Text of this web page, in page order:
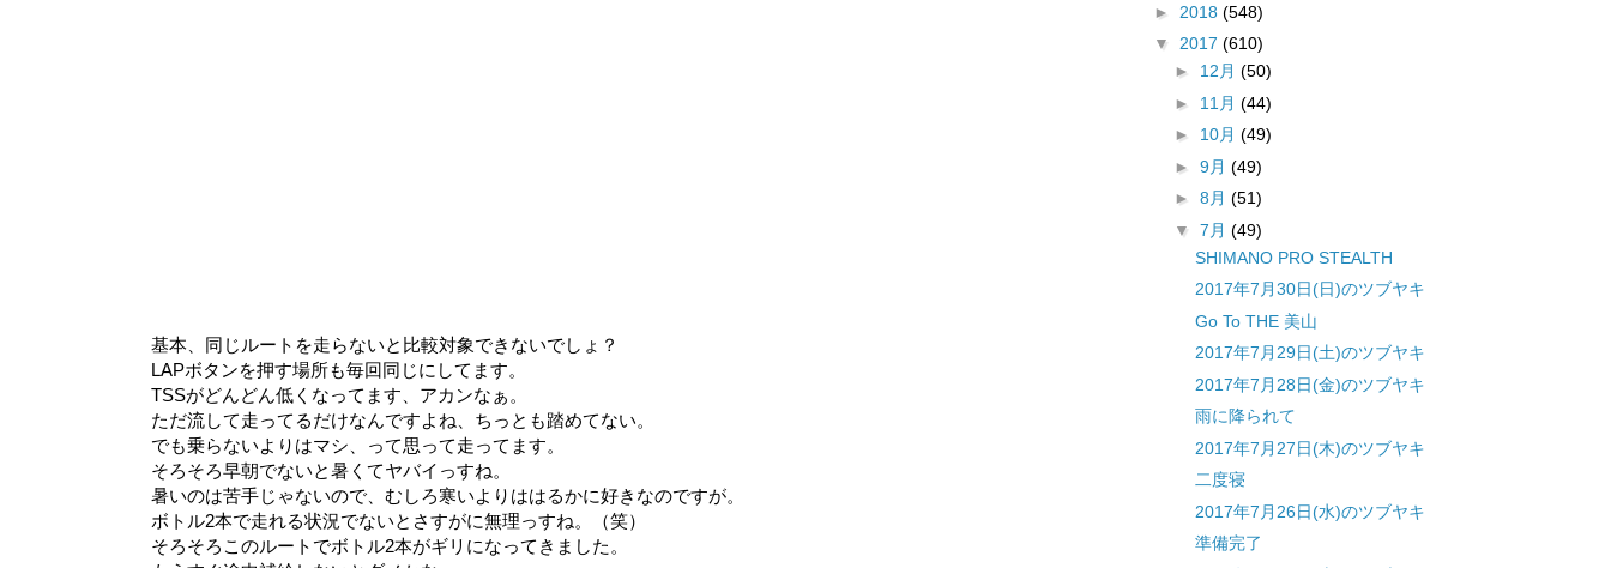
基本、同じルートを走らないと比較対象できないでしょ？
LAPボタンを押す場所も毎回同じにしてます。
TSSがどんどん低くなってます、アカンなぁ。
ただ流して走ってるだけなんですよね、ちっとも踏めてない。
でも乗らないよりはマシ、って思って走ってます。
そろそろ早朝でないと暑くてヤバイっすね。
暑いのは苦手じゃないので、むしろ寒いよりははるかに好きなのですが。
ボトル2本で走れる状況でないとさすがに無理っすね。（笑）
そろそろこのルートでボトル2本がギリになってきました。
► 2018 (548)
▼ 2017 (610)
► 12月 (50)
► 11月 (44)
► 10月 (49)
► 9月 (49)
► 8月 (51)
▼ 7月 (49)
SHIMANO PRO STEALTH
2017年7月30日(日)のツブヤキ
Go To THE 美山
2017年7月29日(土)のツブヤキ
2017年7月28日(金)のツブヤキ
雨に降られて
2017年7月27日(木)のツブヤキ
二度寝
2017年7月26日(水)のツブヤキ
準備完了